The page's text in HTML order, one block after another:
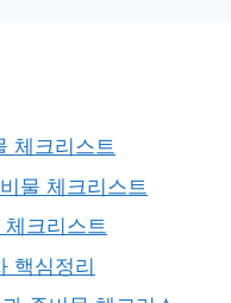
체크리스트
물 체크리스트
체크리스트
핵심정리